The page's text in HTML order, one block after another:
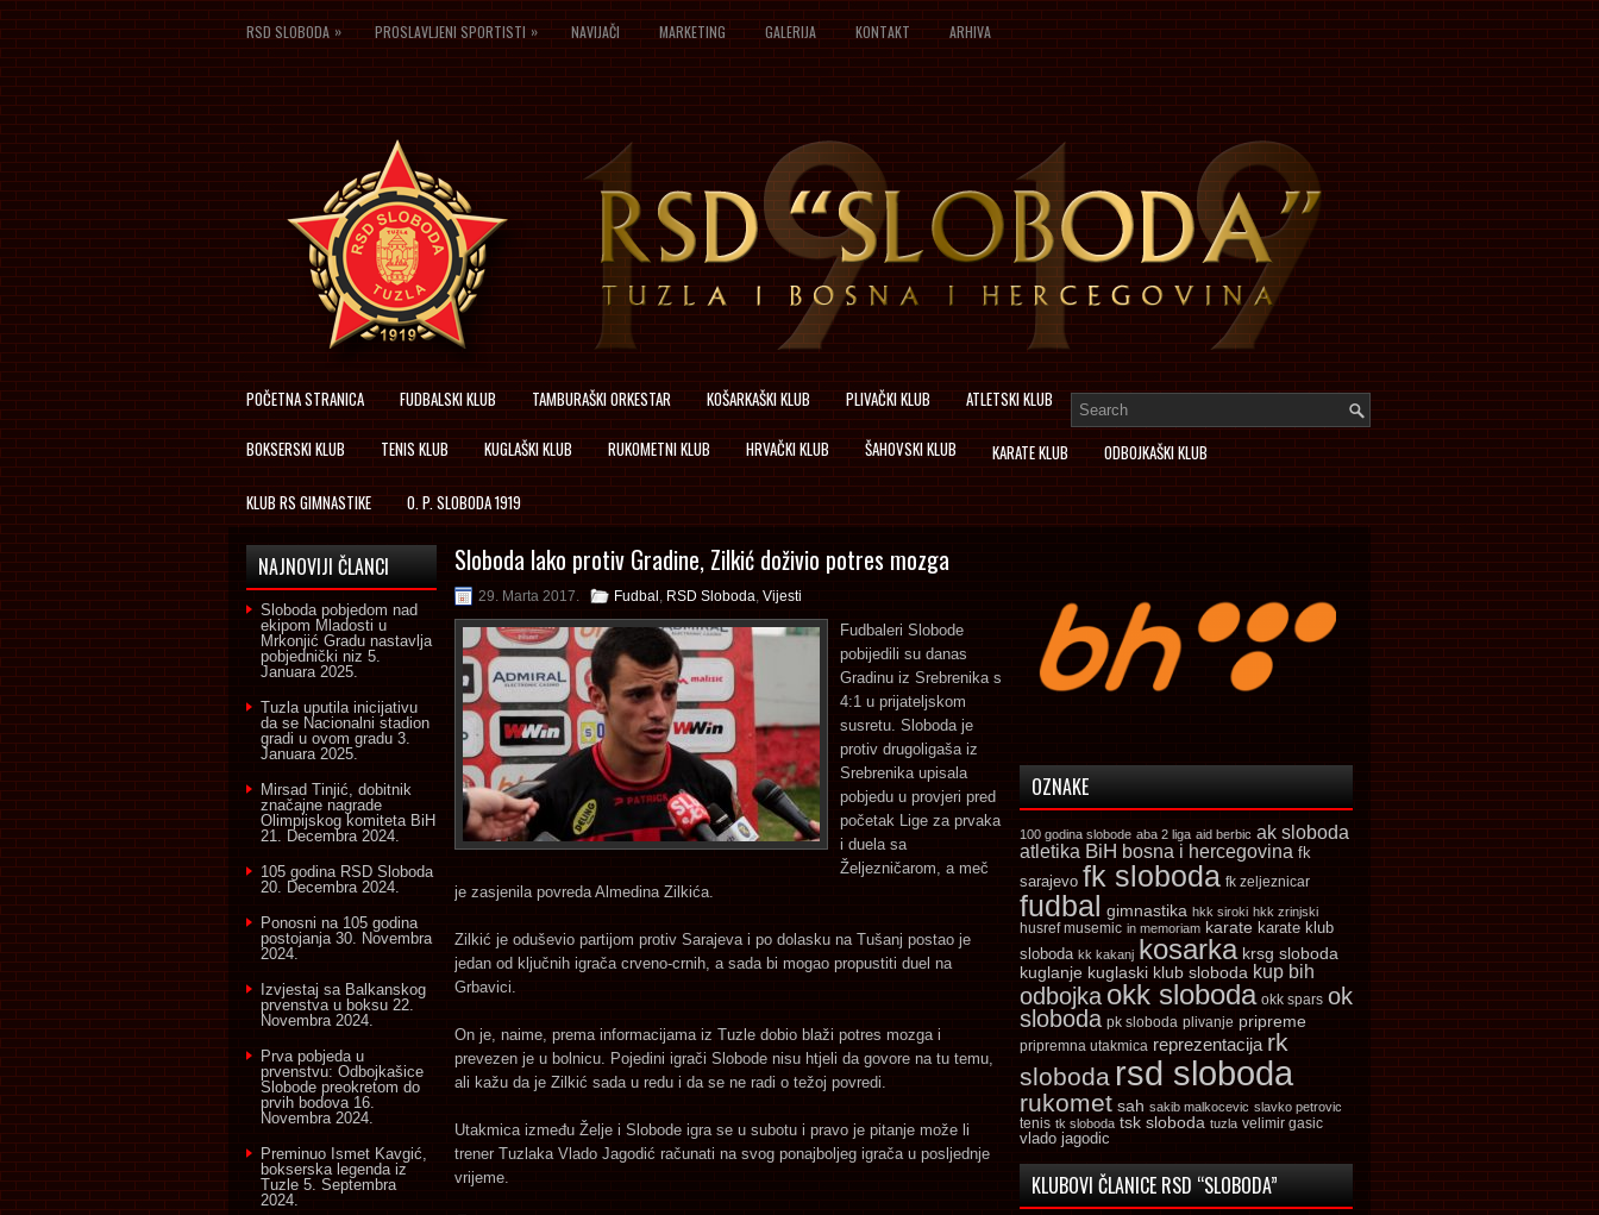
RSD SLOBODA » PROSLAVLJENI SPORTISTI » NAVIJAČI MARKETING GALERIJA KONTAKT ARHIVA
POČETNA STRANICA FUDBALSKI KLUB TAMBURAŠKI ORKESTAR KOŠARKAŠKI KLUB PLIVAČKI KLUB ATLETSKI KLUB
BOKSERSKI KLUB TENIS KLUB KUGLAŠKI KLUB RUKOMETNI KLUB HRVAČKI KLUB ŠAHOVSKI KLUB KARATE KLUB ODBOJKAŠKI KLUB
KLUB RS GIMNASTIKE O. P. SLOBODA 1919
Sloboda lako protiv Gradine, Zilkić doživio potres mozga
29. Marta 2017. Fudbal , RSD Sloboda, Vijesti
Fudbaleri Slobode
pobijedili su danas
Gradinu iz Srebrenika s
4:1 u prijateljskom
susretu. Sloboda je
protiv drugoligaša iz
Srebrenika upisala
pobjedu u provjeri pred
početak Lige za prvaka
i duela sa
Željezničarom, a meč
je zasjenila povreda Almedina Zilkića.
Zilkić je oduševio partijom protiv Sarajeva i po dolasku na Tušanj postao je
jedan od ključnih igrača crveno-crnih, a sada bi mogao propustiti duel na
Grbavici.
On je, naime, prema informacijama iz Tuzle dobio blaži potres mozga i
prevezen je u bolnicu. Pojedini igrači Slobode nisu htjeli da govore na tu temu,
ali kažu da je Zilkić sada u redu i da se ne radi o težoj povredi.
Utakmica između Želje i Slobode igra se u subotu i pravo je pitanje može li
trener Tuzlaka Vlado Jagodić računati na svog ponajboljeg igrača u posljednje
vrijeme.
NAJNOVIJI ČLANCI
Sloboda pobjedom nad
ekipom Mladosti u
Mrkonjić Gradu nastavlja
pobjednički niz 5.
Januara 2025.
Tuzla uputila inicijativu
da se Nacionalni stadion
gradi u ovom gradu 3.
Januara 2025.
Mirsad Tinjić, dobitnik
značajne nagrade
Olimpijskog komiteta BiH
21. Decembra 2024.
105 godina RSD Sloboda
20. Decembra 2024.
Ponosni na 105 godina
postojanja 30. Novembra
2024.
Izvjestaj sa Balkanskog
prvenstva u boksu 22.
Novembra 2024.
Prva pobjeda u
prvenstvu: Odbojkašice
Slobode preokretom do
prvih bodova 16.
Novembra 2024.
Preminuo Ismet Kavgić,
bokserska legenda iz
Tuzle 5. Septembra
2024.
OZNAKE
100 godina slobode aba 2 liga aid berbic ak sloboda
atletika BiH bosna i hercegovina fk
sarajevo fk sloboda fk zeljeznicar
fudbal gimnastika hkk siroki hkk zrinjski
husref musemic in memoriam karate karate klub
sloboda kk kakanj kosarka krsg sloboda
kuglanje kuglaski klub sloboda kup bih
odbojka okk sloboda okk spars ok
sloboda pk sloboda plivanje pripreme
pripremna utakmica reprezentacija rk
sloboda rsd sloboda
rukomet sah sakib malkocevic slavko petrovic
tenis tk sloboda tsk sloboda tuzla velimir gasic
vlado jagodic
KLUBOVI ČLANICE RSD “SLOBODA”